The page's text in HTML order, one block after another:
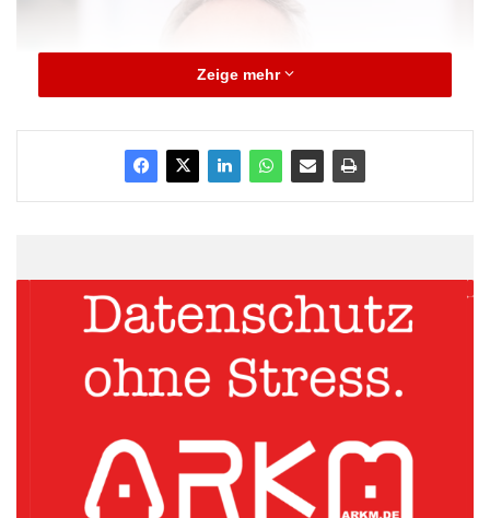
Martin Haas – Quelle: STAUFEN.AG Beratung.Akademie.Beteiligung
Smart-Factory-Bewegung. Nur jede zehnte Firma hat den Weg
in Richtung internetgestützte Echtzeit-Vernetzung von Objekten,
angetreten. Doch die Betriebe liegen auf der Lauer. So ist die
intelligente Fabrik bei 37 Prozent von ihnen in der
Beobachtungs- und Analysephase und weitere 9 Prozent planen
Zeige mehr